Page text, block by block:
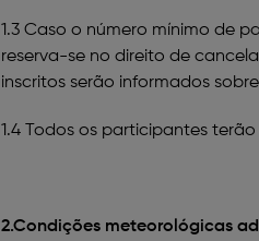
1.3 Caso o número mínimo de
reserva-se no direito de
inscritos serão informados
1.4 Todos os participantes
2.Condições meteorológicas